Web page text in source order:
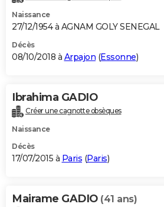
Naissance
27/12/1954 à AGNAM GOLY SENEGAL
Décès
08/10/2018 à Arpajon (Essonne)
Ibrahima GADIO
Créer une cagnotte obsèques
Naissance
Décès
17/07/2015 à Paris (Paris)
Mairame GADIO (41 ans)